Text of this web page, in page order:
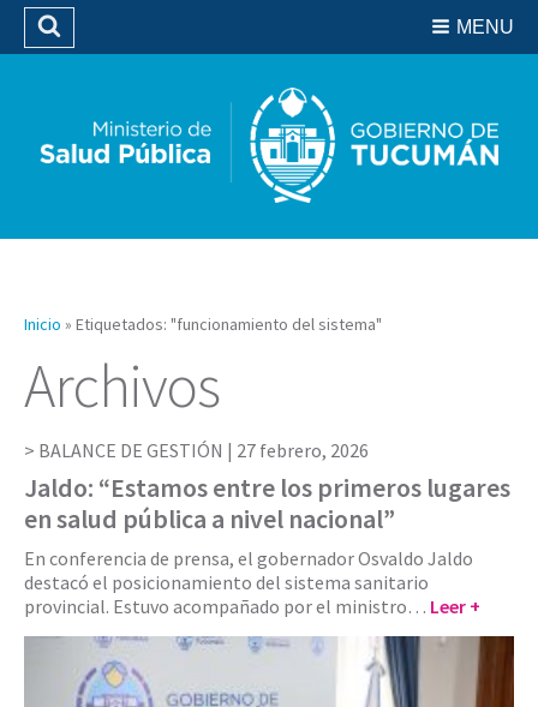
Biblioteca
MENU
Buscar
Inicio » Etiquetados: "funcionamiento del sistema"
Archivos
BALANCE DE GESTIÓN | 27 febrero, 2026
Jaldo: “Estamos entre los primeros lugares
en salud pública a nivel nacional”
En conferencia de prensa, el gobernador Osvaldo Jaldo
destacó el posicionamiento del sistema sanitario
provincial. Estuvo acompañado por el ministro… Leer +